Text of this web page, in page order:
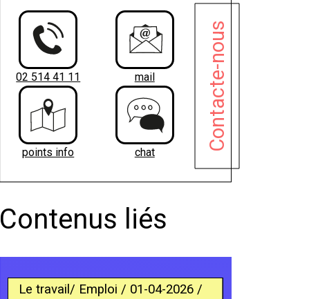
02 514 41 11 mail
points info chat
Contacte-nous
Contenus liés
Le travail/ Emploi / 01-04-2026 /